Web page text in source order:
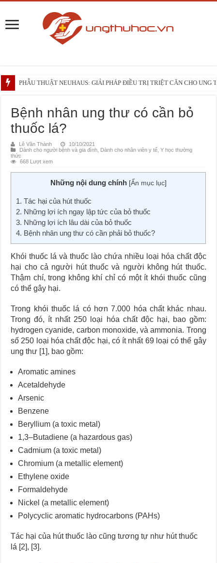
PHẪU THUẬT NEUHAUS: GIẢI PHÁP ĐIỀU TRỊ TRIỆT CĂN CHO UNG
Những điều bạn cần biết trước liệu trình xạ trị vùng đầu – cổ
Bệnh nhân ung thư có cần bỏ
thuốc lá?
Lê Văn Thành
10/10/2021
Dành cho người bệnh và gia đình Dành cho nhân viên y tế ,Y học thường
thức
668 Lượt xem
Những nội dung chính [Ẩn mục lục]
1. Tác hại của hút thuốc
2. Những lợi ích ngay lập tức của bỏ thuốc
3. Những lợi ích lâu dài của bỏ thuốc
4. Bệnh nhân ung thư có cần phải bỏ thuốc?
Khói thuốc lá và thuốc lào chứa nhiều loại hóa chất độc
hại cho cả người hút thuốc và người không hút thuốc.
Thậm chí, trong không khí chỉ có một ít khói thuốc cũng
có thể gây hại.
Trong khói thuốc lá có hơn 7.000 hóa chất khác nhau.
Trong đó, ít nhất 250 loại hóa chất độc hại, bao gồm:
hydrogen cyanide, carbon monoxide, và ammonia. Trong
số 250 loại hóa chất độc hại, có ít nhất 69 loại có thể gây
ung thư [1], bao gồm:
Aromatic amines
Acetaldehyde
Arsenic
Benzene
Beryllium (a toxic metal)
1,3–Butadiene (a hazardous gas)
Cadmium (a toxic metal)
Chromium (a metallic element)
Ethylene oxide
Formaldehyde
Nickel (a metallic element)
Polycyclic aromatic hydrocarbons (PAHs)
Tác hại của hút thuốc lào cũng tương tự như hút thuốc
lá [2], [3].